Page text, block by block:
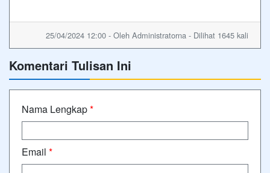
25/04/2024 12:00 - Oleh Administratorna - Dilihat 1645 kali
Komentari Tulisan Ini
Nama Lengkap*
Email *